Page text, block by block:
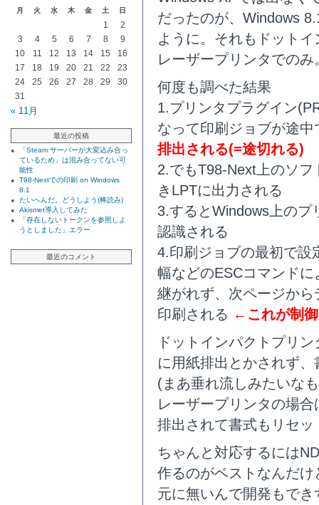
だったのが、Windows
ように。それもドット
レーザープリンタでのみ
何度も調べた結果
1.プリンタプラグイン
なって印刷ジョブが途
排出される(=途切れる)
2.でもT98-Next上のソ
きLPTに出力される
3.するとWindows上のプ
認識される
4.印刷ジョブの最初で設
幅などのESCコマンド
継がれず、次ページか
印刷される ←これが制
ドットインパクトプリ
に用紙排出とかされず
(まあ垂れ流しみたいな
レーザープリンタの場
排出されて書式もリセ
ちゃんと対応するには
作るのがベストなんだ
元に無いんで開発もでき
月 火 水 木 金 土 日
1
2
3
4 5 6 7 8
9
10
11 12 13 14 15
16
17
18 19 20 21 22
23
24
25 26 27 28 29
30
31
« 11月
最近の投稿
「Steam サーバーが大変込み合っ
ているため」は混み合ってない可
能性
T98-Nextでの印刷 on Windows
8.1
たいへんだ。どうしよう(棒読み)
Akismet導入してみた
「存在しないトークンを参照しよ
うとしました」エラー
最近のコメント